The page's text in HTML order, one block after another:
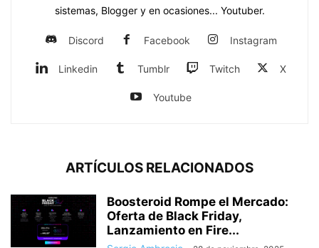
sistemas, Blogger y en ocasiones... Youtuber.
Discord Facebook Instagram
Linkedin Tumblr Twitch X
Youtube
ARTÍCULOS RELACIONADOS
Boosteroid Rompe el Mercado:
Oferta de Black Friday,
Lanzamiento en Fire...